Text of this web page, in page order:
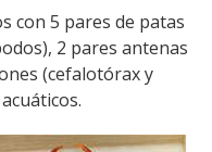
con 5 pares de patas
2 pares antenas
(cefalotórax y